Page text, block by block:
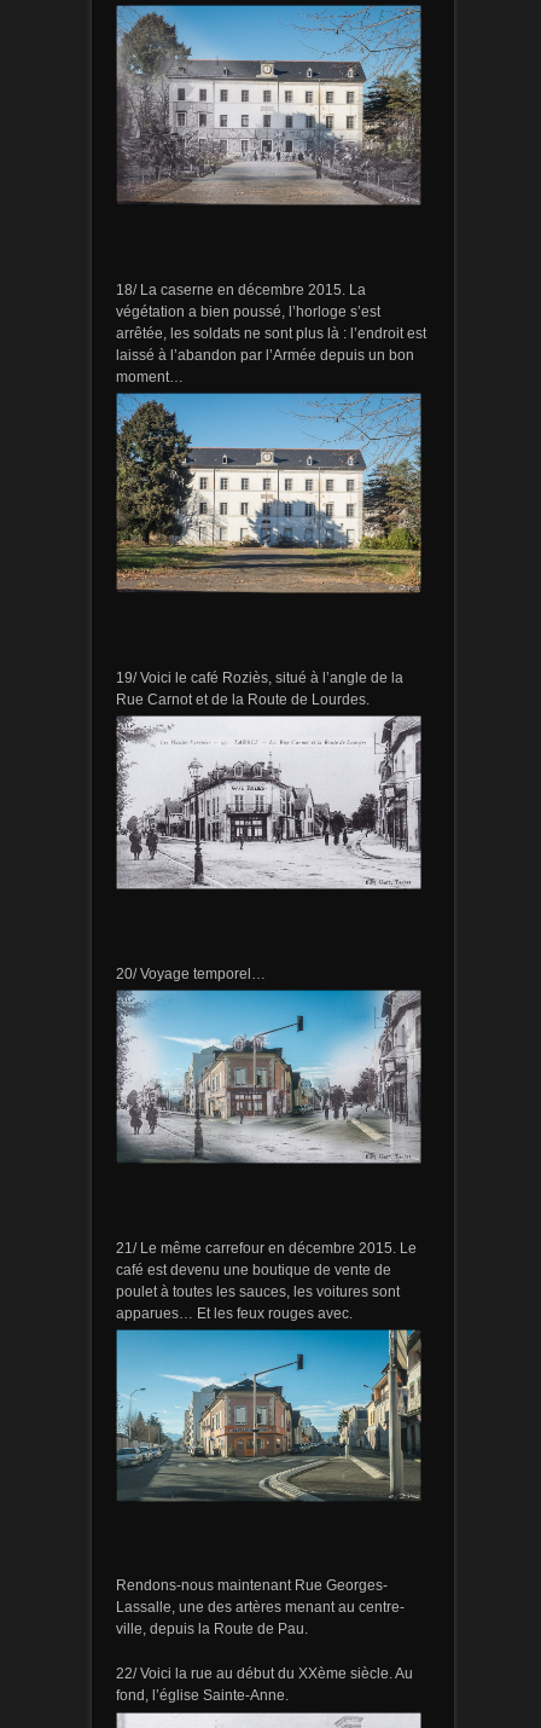
18/ La caserne en décembre 2015. La
végétation a bien poussé, l’horloge s’est
arrêtée, les soldats ne sont plus là : l’endroit est
laissé à l’abandon par l’Armée depuis un bon
moment…
19/ Voici le café Roziès, situé à l’angle de la
Rue Carnot et de la Route de Lourdes.
20/ Voyage temporel…
21/ Le même carrefour en décembre 2015. Le
café est devenu une boutique de vente de
poulet à toutes les sauces, les voitures sont
apparues… Et les feux rouges avec.
Rendons-nous maintenant Rue Georges-
Lassalle, une des artères menant au centre-
ville, depuis la Route de Pau.
22/ Voici la rue au début du XXème siècle. Au
fond, l’église Sainte-Anne.